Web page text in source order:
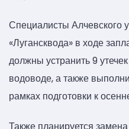
Специалисты
«Лугансквода» в ходе
должны устранить 9
водоводе, а также
рамках подготовки к